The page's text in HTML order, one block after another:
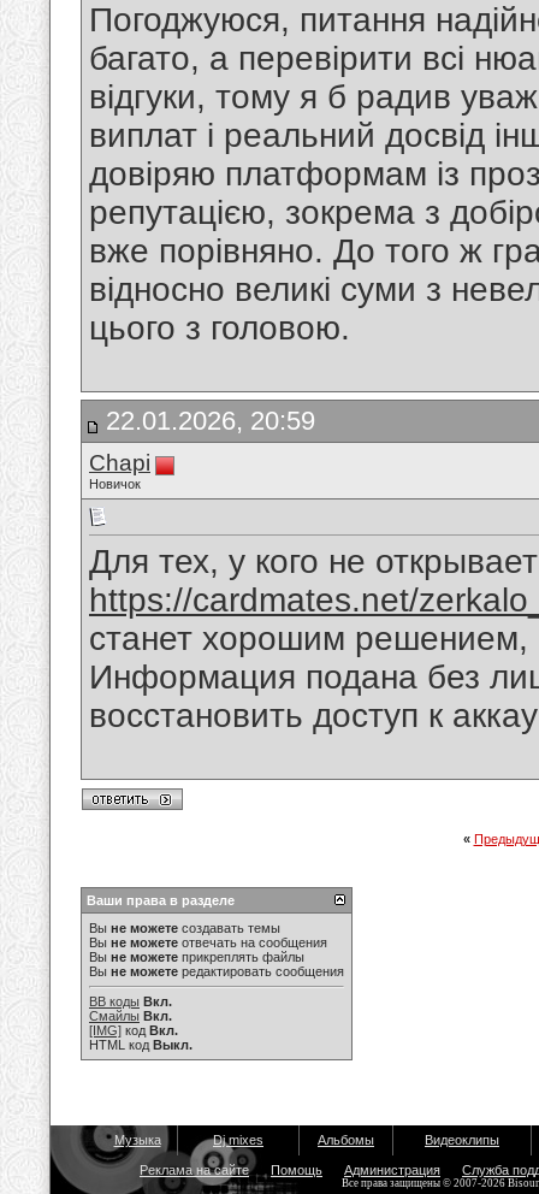
Погоджуюся, питання
багато, а перевірити всі
відгуки, тому я б радив
виплат і реальний досвід
довіряю платформам із
репутацією, зокрема з
вже порівняно. До того ж
відносно великі суми з
цього з головою.
22.01.2026, 20:59
Chapi
Новичок
Для тех, у кого не
https://cardmates.net/
станет хорошим решением,
Информация подана без
восстановить доступ к
«
Ваши права в разделе
Вы не можете создавать темы
Вы не можете отвечать на сообщения
Вы не можете прикреплять файлы
Вы не можете редактировать сообщения
BB коды Вкл.
Смайлы Вкл.
[IMG] код Вкл.
HTML код Выкл.
Музыка Dj mixes Альбомы Видеоклипы
Реклама на сайте Помощь Администрация Служба
Все права защищены © 2007-2026